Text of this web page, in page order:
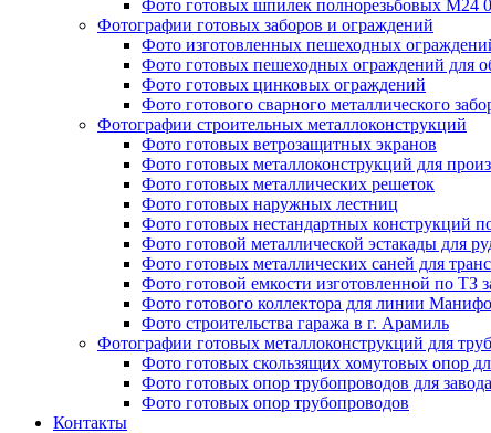
Фото готовых шпилек полнорезьбовых М24
Фотографии готовых заборов и ограждений
Фото изготовленных пешеходных
Фото готовых пешеходных ограждений для
Фото готовых цинковых ограждений
Фото готового сварного металлического
Фотографии строительных металлоконструкций
Фото готовых ветрозащитных экранов
Фото готовых металлоконструкций для
Фото готовых металлических решеток
Фото готовых наружных лестниц
Фото готовых нестандартных конструкций
Фото готовой металлической эстакады для
Фото готовых металлических саней для
Фото готовой емкости изготовленной по ТЗ
Фото готового коллектора для линии
Фото строительства гаража в г. Арамиль
Фотографии готовых металлоконструкций для
Фото готовых скользящих хомутовых опор
Фото готовых опор трубопроводов для
Фото готовых опор трубопроводов
Контакты